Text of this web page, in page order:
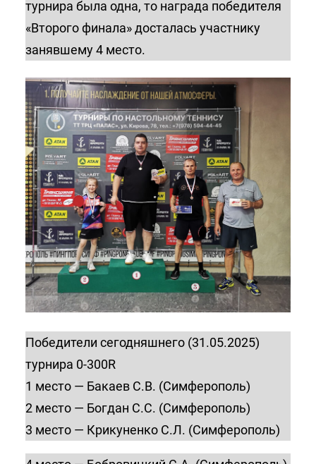
турнира была одна, то награда победителя
«Второго финала» досталась участнику
занявшему 4 место.
Победители сегодняшнего (31.05.2025)
турнира 0-300R
1 место — Бакаев С.В. (Симферополь)
2 место — Богдан С.С. (Симферополь)
3 место — Крикуненко С.Л. (Симферополь)